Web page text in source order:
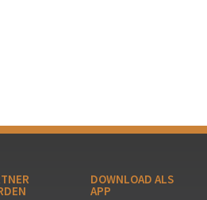
DOWNLOAD ALS
APP